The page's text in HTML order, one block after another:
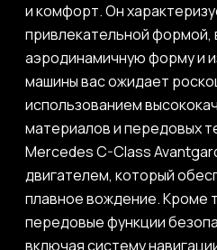
и комфорт. Он
привлекательной
аэродинамичную форму и
машины вас ожидает
использованием
материалов и передовых
Mercedes C-Class
двигателем, который
плавное вождение. Кроме
передовые функции
включая систему